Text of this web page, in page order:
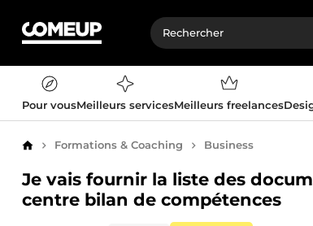
Pour vousMeilleurs servicesMeilleurs freelances
AccueilFormations & Coaching Business
Je vais fournir la liste des
centre bilan de compétences